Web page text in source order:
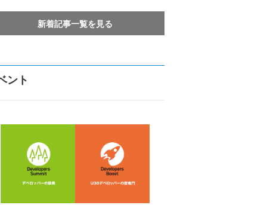
新着記事一覧を見る
ント